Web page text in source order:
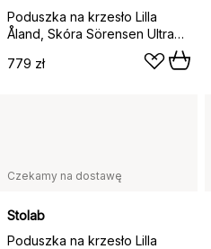
Poduszka na krzesło Lilla
Åland, Skóra Sörensen Ultra
779 zł
Czekamy na dostawę
Stolab
Poduszka na krzesło Lilla